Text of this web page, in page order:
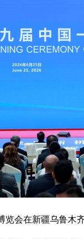
会在新疆乌鲁木